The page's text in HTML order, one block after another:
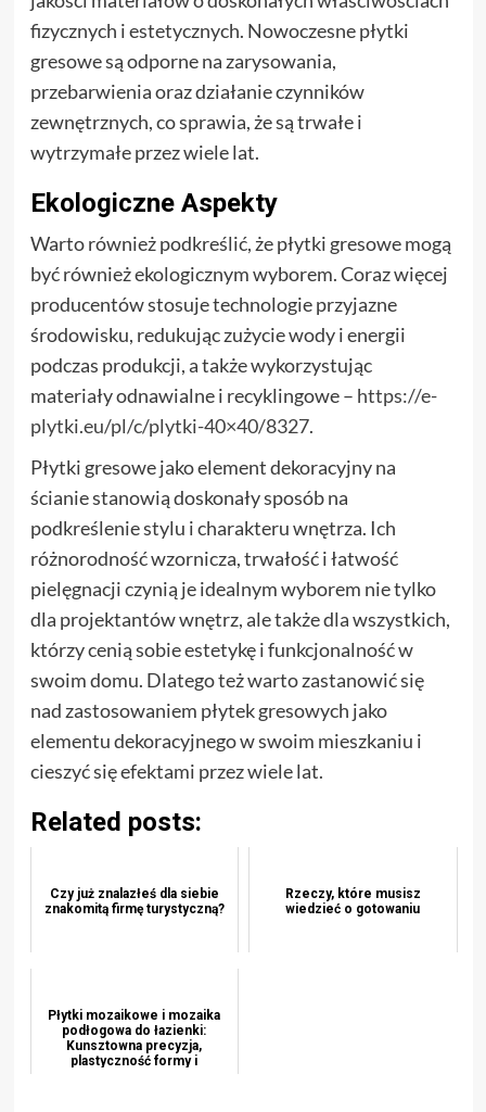
fizycznych i estetycznych. Nowoczesne płytki
gresowe są odporne na zarysowania,
przebarwienia oraz działanie czynników
zewnętrznych, co sprawia, że są trwałe i
wytrzymałe przez wiele lat.
Ekologiczne Aspekty
Warto również podkreślić, że płytki gresowe mogą
być również ekologicznym wyborem. Coraz więcej
producentów stosuje technologie przyjazne
środowisku, redukując zużycie wody i energii
podczas produkcji, a także wykorzystując
materiały odnawialne i recyklingowe – https://e-
plytki.eu/pl/c/plytki-40×40/8327.
Płytki gresowe jako element dekoracyjny na
ścianie stanowią doskonały sposób na
podkreślenie stylu i charakteru wnętrza. Ich
różnorodność wzornicza, trwałość i łatwość
pielęgnacji czynią je idealnym wyborem nie tylko
dla projektantów wnętrz, ale także dla wszystkich,
którzy cenią sobie estetykę i funkcjonalność w
swoim domu. Dlatego też warto zastanowić się
nad zastosowaniem płytek gresowych jako
elementu dekoracyjnego w swoim mieszkaniu i
cieszyć się efektami przez wiele lat.
Related posts:
Czy już znalazłeś dla siebie
znakomitą firmę turystyczną?
Rzeczy, które musisz
wiedzieć o gotowaniu
Płytki mozaikowe i mozaika
podłogowa do łazienki:
Kunsztowna precyzja,
plastyczność formy i